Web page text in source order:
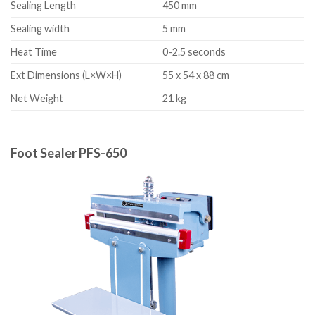
Sealing Length
450 mm
Sealing width
5 mm
Heat Time
0-2.5 seconds
Ext Dimensions (L×W×H)
55 x 54 x 88 cm
Net Weight
21 kg
Foot Sealer PFS-650